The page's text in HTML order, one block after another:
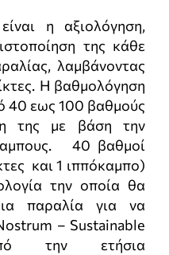
η αξιολόγηση,
της κάθε
λαμβάνοντας
Η βαθμολόγηση
40 εως 100 βαθμούς
της με βάση την
40 βαθμοί
και 1 ιππόκαμπο)
την οποία θα
παραλία για να
– Sustainable
την ετήσια